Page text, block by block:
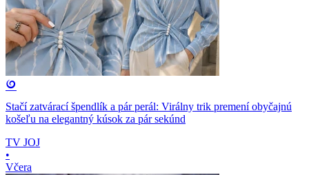
Stačí zatvárací špendlík a pár perál: Virálny trik premení obyčajnú
košeľu na elegantný kúsok za pár sekúnd
TV JOJ
•
Včera